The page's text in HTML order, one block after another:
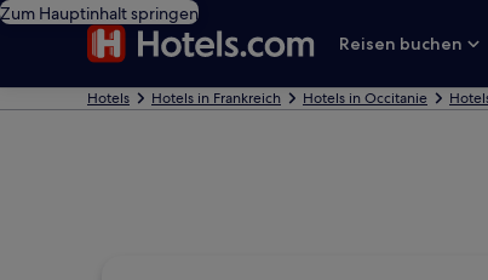
Zum Hauptinhalt springen
Reisen buchen
Hotels Hotels in Frankreich Hotels in Occitanie